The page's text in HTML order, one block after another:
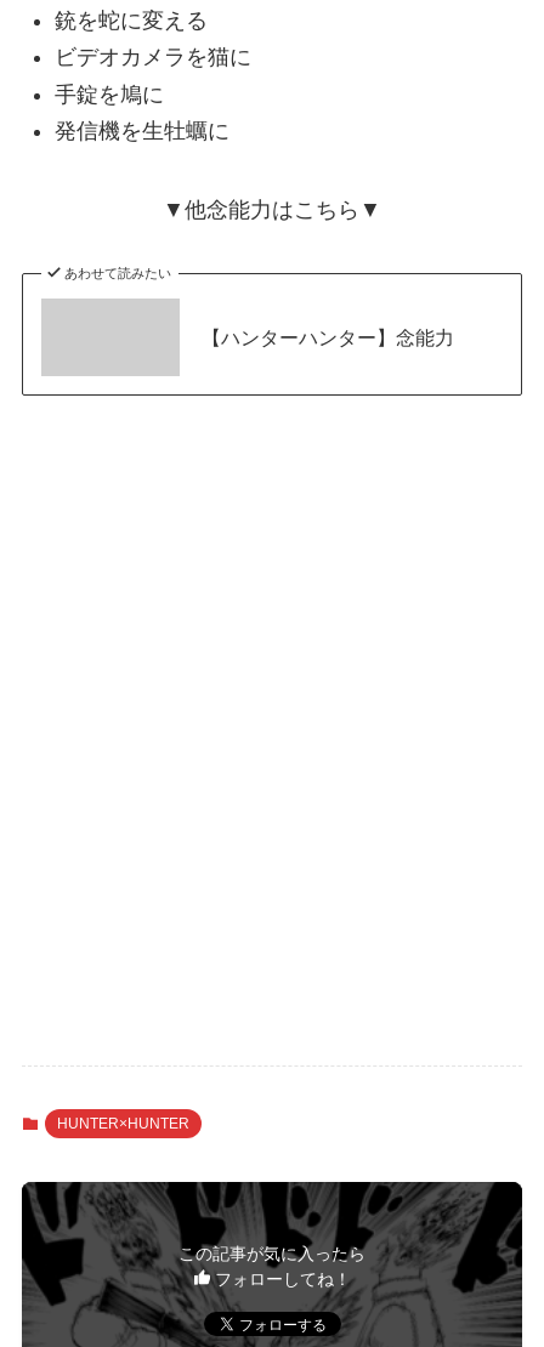
銃を蛇に変える
ビデオカメラを猫に
手錠を鳩に
発信機を生牡蠣に
▼他念能力はこちら▼
あわせて読みたい
【ハンターハンター】念能力
HUNTER×HUNTER
この記事が気に入ったら
フォローしてね！